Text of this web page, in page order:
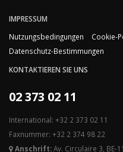
IMPRESSUM
Nutzungsbedingungen
Cookie-
Datenschutz-Bestimmungen
KONTAKTIEREN SIE UNS
02 373 02 11
International: +32 2 373 02 11
Faxnummer: +32 2 374 98 22
Anschrift:Av. Circulaire 3, BE-